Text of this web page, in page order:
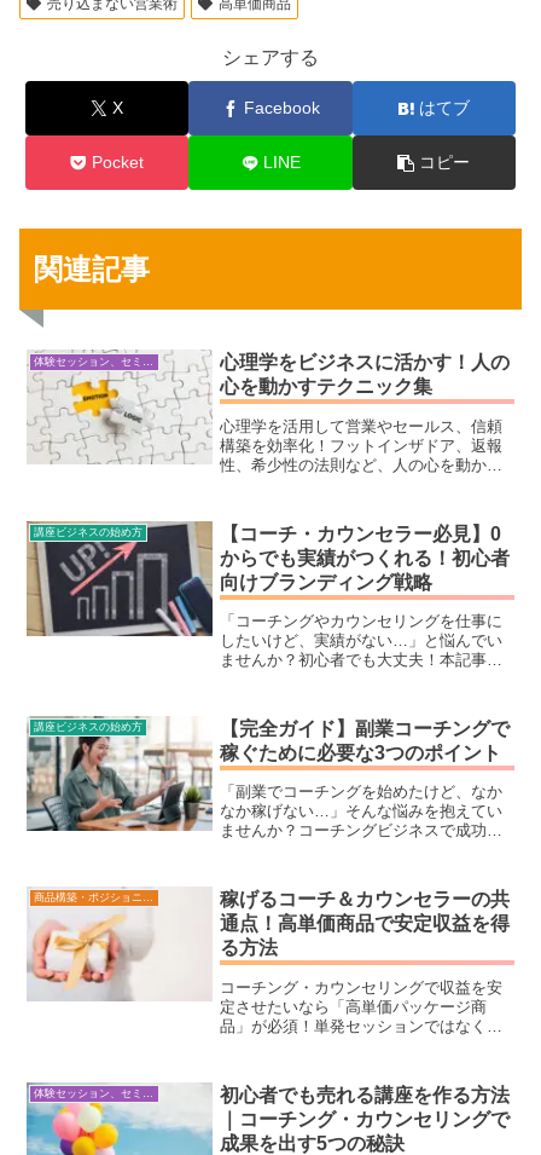
売り込まない営業術
高単価商品
シェアする
X Facebook はてブ
Pocket LINE コピー
関連記事
心理学をビジネスに活かす！人の
心を動かすテクニック集
心理学を活用して営業やセールス、信頼
構築を効率化！フットインザドア、返報
性、希少性の法則など、人の心を動かす
パーソン必見の記事です！
講座ビジネスの始め方
【コーチ・カウンセラー必見】0
からでも実績がつくれる！初心者
向けブランディング戦略
「コーチングやカウンセリングを仕事に
したいけど、実績がない…」と悩んでい
ませんか？初心者でも大丈夫！本記事で
ディング戦略を解説します。プロフィー
ルの作り方、SNSやブログを活用した情
報発信のコツ、ターゲット設定と差別化
の方法、体験セッションを活用した実績
の作り方まで、実践的な方法を詳しく紹
介。コーチング・カウンセリングで成功
したいなら、今すぐチェック！
講座ビジネスの始め方
【完全ガイド】副業コーチングで
稼ぐために必要な3つのポイント
「副業でコーチングを始めたけど、なか
なか稼げない…」そんな悩みを抱えてい
ませんか？コーチングビジネスで成功す
では、副業コーチングで稼ぐために必要
な3つのポイントを解説！ターゲット設定
のコツ、無料セッションで終わらせない
ための戦略、SNS集客＋LINEやメルマガ
を活用した「信頼構築」の仕組みを詳し
く紹介します。初心者でも月収10万円を
目指せる具体的な手順を学びたい方は、
ぜひチェックしてください！
商品構築・ポジショニング
稼げるコーチ＆カウンセラーの共
通点！高単価商品で安定収益を得
る方法
コーチング・カウンセリングで収益を安
定させたいなら「高単価パッケージ商
品」が必須！単発セッションではなく、
計、価格設定、ブランディング戦略まで
詳しく解説。これから高単価商品を作り
たい方は必見！
初心者でも売れる講座を作る方法
｜コーチング・カウンセリングで
成果を出す5つの秘訣